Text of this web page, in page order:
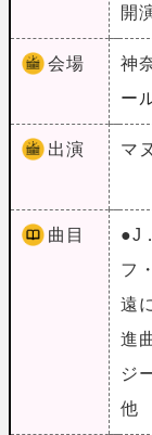
開
会場 神
ー
出演 マ
曲目
●J
フ
遠
進
ジ
他